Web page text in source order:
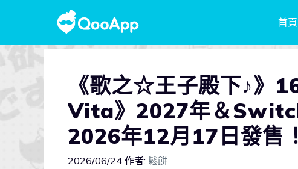
首頁
《歌之☆王子殿下♪》
Vita》2027年＆
2026年12月17日發售！
2026/06/24 作者: 鬆餅